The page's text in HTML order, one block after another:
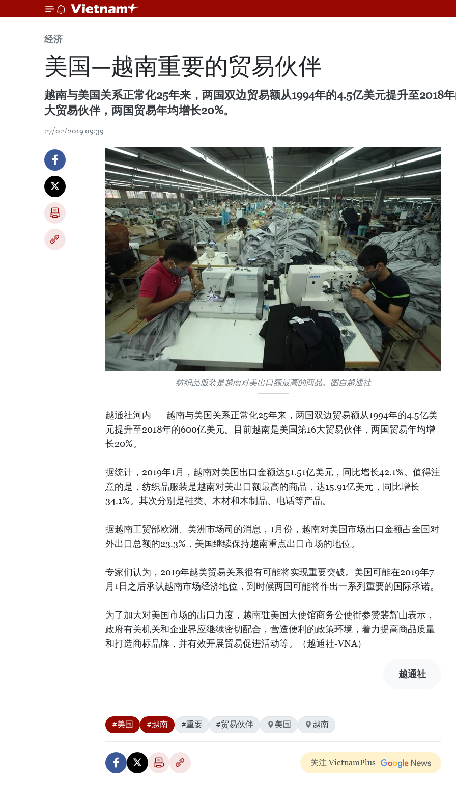
经济
美国—越南重要的贸易伙伴
越南与美国关系正常化25年来，两国双边贸易额从1994年的4.5亿美元提升至2018
大贸易伙伴，两国贸易年均增长20%。
27/02/2019 09:39
纺织品服装是越南对美出口额最高的商品。图自越通社
越通社河内——越南与美国关系正常化25年来，两国双边贸易额从1994年的4.5亿美
元提升至2018年的600亿美元。目前越南是美国第16大贸易伙伴，两国贸易年均增
长20%。
据统计，2019年1月，越南对美国出口金额达51.51亿美元，同比增长42.1%。值得注
意的是，纺织品服装是越南对美出口额最高的商品，达15.91亿美元，同比增长
34.1%。其次分别是鞋类、木材和木制品、电话等产品。
据越南工贸部欧洲、美洲市场司的消息，1月份，越南对美国市场出口金额占全国对
外出口总额的23.3%，美国继续保持越南重点出口市场的地位。
专家们认为，2019年越美贸易关系很有可能将实现重要突破。美国可能在2019年7
月1日之后承认越南市场经济地位，到时候两国可能将作出一系列重要的国际承诺。
为了加大对美国市场的出口力度，越南驻美国大使馆商务公使衔参赞裴辉山表示，
政府有关机关和企业界应继续密切配合，营造便利的政策环境，着力提高商品质量
和打造商标品牌，并有效开展贸易促进活动等。（越通社-VNA）
越通社
#美国 #越南 #重要 #贸易伙伴 美国 越南
关注 VietnamPlus